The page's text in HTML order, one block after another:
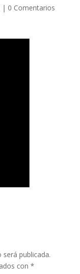
| 0 Comentarios
publicada.
con *